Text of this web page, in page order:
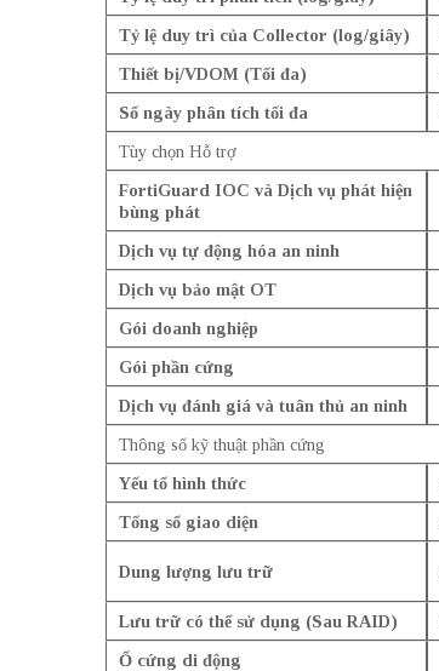
Tỷ lệ duy trì của Collector (log/giây)
Thiết bị/VDOM (Tối đa)
Số ngày phân tích tối đa
Tùy chọn Hỗ trợ
FortiGuard IOC và Dịch vụ phát hiện
bùng phát
Dịch vụ tự động hóa an ninh
Dịch vụ bảo mật OT
Gói doanh nghiệp
Gói phần cứng
Dịch vụ đánh giá và tuân thủ an ninh
Thông số kỹ thuật phần cứng
Yếu tố hình thức
Tổng số giao diện
Dung lượng lưu trữ
Lưu trữ có thể sử dụng (Sau RAID)
Ổ cứng di động